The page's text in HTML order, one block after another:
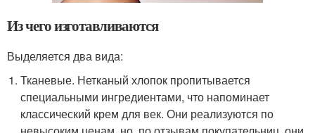
Из чего изготавливаются
Выделяется два вида:
Тканевые. Нетканый хлопок пропитывается
специальными ингредиентами, что напоминает
классический крем для век. Они реализуются по